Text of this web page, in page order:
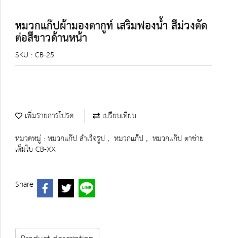
หมวกแก๊ปผ้ามองตากูท์ เสริมฟองน้ำ สีม่วงตัด
ต่อสีขาวด้านหน้า
SKU : CB-25
เพิ่มรายการโปรด
เปรียบเทียบ
หมวดหมู่ :หมวกแก๊ป สำเร็จรูป , หมวกแก๊ป , หมวกแก๊ป ตาข่าย
เต็มใบ CB-XX
Share